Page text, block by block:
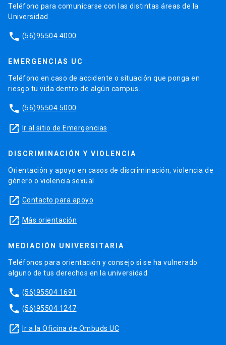
Teléfono para comunicarse con las distintas áreas de la
Universidad.
phone (56)95504 4000
EMERGENCIAS UC
Teléfono en caso de accidente o situación que ponga en
riesgo tu vida dentro de algún campus.
phone (56)95504 5000
launch Ir al sitio de Emergencias
DISCRIMINACIÓN Y VIOLENCIA
Orientación y apoyo en casos de discriminación, violencia de
género o violencia sexual.
launch Contacto para apoyo
launch Más orientación
MEDIACIÓN UNIVERSITARIA
Teléfonos para orientación y consejo si se ha vulnerado
alguno de tus derechos en la universidad.
phone (56)95504 1691
phone (56)95504 1247
launch Ir a la Oficina de Ombuds UC